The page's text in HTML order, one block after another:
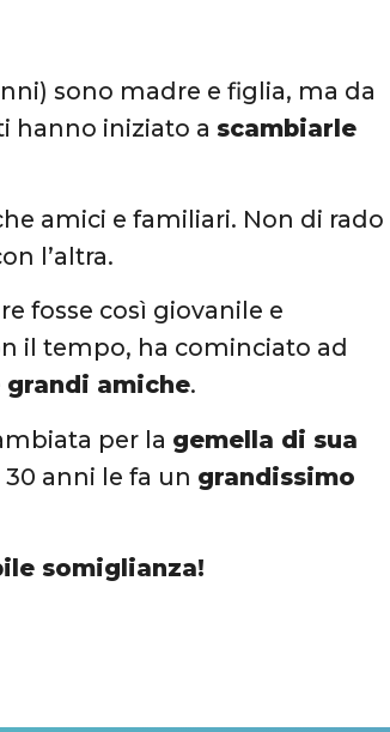
sono madre e figlia, ma da
hanno iniziato a scambiarle
amici e familiari. Non di rado
l’altra.
fosse così giovanile e
il tempo, ha cominciato ad
grandi amiche.
per la gemella di sua
anni le fa un grandissimo
somiglianza!